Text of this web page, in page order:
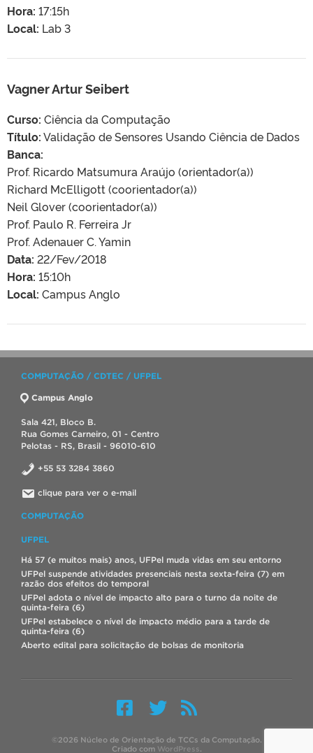
Hora: 17:15h
Local: Lab 3
Vagner Artur Seibert
Curso: Ciência da Computação
Título:Validação de Sensores Usando Ciência de Dados
Banca:
Prof. Ricardo Matsumura Araújo (orientador(a))
Richard McElligott (coorientador(a))
Neil Glover (coorientador(a))
Prof. Paulo R. Ferreira Jr
Prof. Adenauer C. Yamin
Data: 22/Fev/2018
Hora: 15:10h
Local: Campus Anglo
COMPUTAÇÃO / CDTEC / UFPEL
Campus Anglo
Sala 421, Bloco B.
Rua Gomes Carneiro, 01 - Centro
Pelotas - RS, Brasil - 96010-610
+55 53 3284 3860
clique para ver o e-mail
COMPUTAÇÃO
UFPEL
Há 57 (e muitos mais) anos, UFPel muda vidas em seu entorno
UFPel suspende atividades presenciais nesta sexta-feira (7) em
razão dos efeitos do temporal
UFPel adota o nível de impacto alto para o turno da noite de
quinta-feira (6)
UFPel estabelece o nível de impacto médio para a tarde de
quinta-feira (6)
Aberto edital para solicitação de bolsas de monitoria
©2026 Núcleo de Orientação de TCCs da Computação.
Criado com WordPress.